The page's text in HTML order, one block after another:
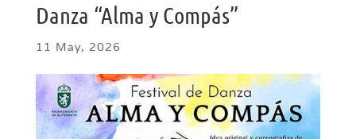
Danza “Alma y Compás”
11 May, 2026